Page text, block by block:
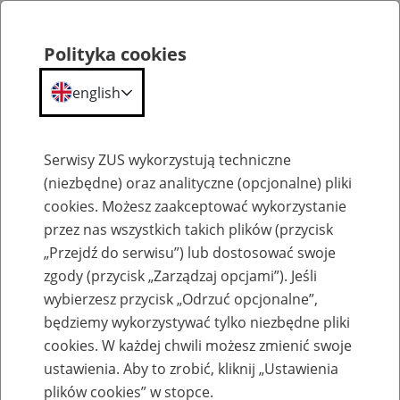
Szkolenia
Zaproś ZUS do siebie: Aktywni 50+
Polityka cookies
english
Serwisy ZUS wykorzystują techniczne
(niezbędne) oraz analityczne (opcjonalne) pliki
cookies. Możesz zaakceptować wykorzystanie
przez nas wszystkich takich plików (przycisk
„Przejdź do serwisu”) lub dostosować swoje
zgody (przycisk „Zarządzaj opcjami”). Jeśli
wybierzesz przycisk „Odrzuć opcjonalne”,
będziemy wykorzystywać tylko niezbędne pliki
cookies. W każdej chwili możesz zmienić swoje
ustawienia. Aby to zrobić, kliknij „Ustawienia
plików cookies” w stopce.